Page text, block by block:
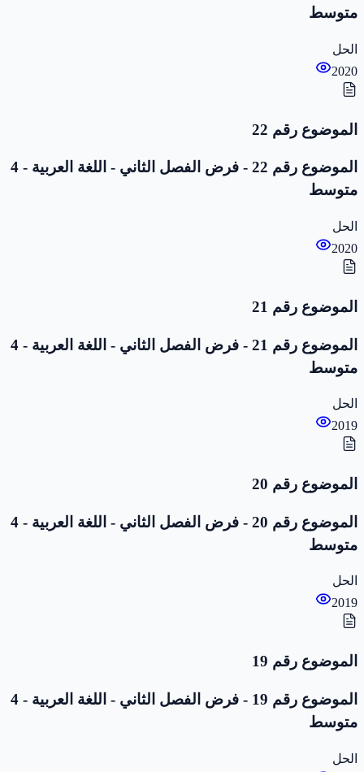
متوسط
الحل
2020
الموضوع رقم 22
الموضوع رقم 22 - فرض الفصل الثاني - اللغة العربية - 4
متوسط
الحل
2020
الموضوع رقم 21
الموضوع رقم 21 - فرض الفصل الثاني - اللغة العربية - 4
متوسط
الحل
2019
الموضوع رقم 20
الموضوع رقم 20 - فرض الفصل الثاني - اللغة العربية - 4
متوسط
الحل
2019
الموضوع رقم 19
الموضوع رقم 19 - فرض الفصل الثاني - اللغة العربية - 4
متوسط
الحل